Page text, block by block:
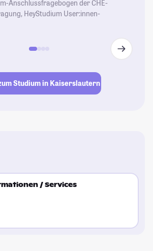
Anschlussfragebogen der CHE-
HeyStudium User:innen-
Studium in Kaiserslautern
/ Services